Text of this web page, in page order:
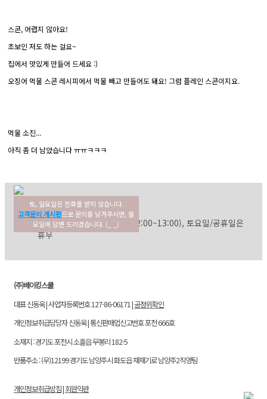
스콘, 어렵지 않아요!
초보인 저도 하는 걸요~
집에서 맛있게 만들어 드세요 :)
오징어 먹물 스콘 레시피에서 먹물 빼고 만들어도 돼요! 그럼 플레인 스콘이지요.
먹물 소진...
아직 좀 더 남았습니다 ㅠㅠㅋㅋㅋ
토, 일요일은 전화를 받지 않습니다.
고객문의 게시판으로 문의를 남겨주시면, 월
요일에 답변 드리겠습니다. (_ _)
고객센터 02-354-3022
평일: 09:30~17:30 (점심: 12:00~13:00), 토요일/공휴일은
휴무
(주)베이킹스쿨
대표 신동욱 | 사업자등록번호 127-86-06171 |공정위확인
개인정보취급담당자 신동욱 | 통신판매업신고번호 포천 666호
소재지 : 경기도 포천시 소흘읍 무봉리 182-5
반품주소 : (우)12199 경기도 남양주시 화도읍 재재기로 남양주2직영팀
개인정보취급방침|회원약관